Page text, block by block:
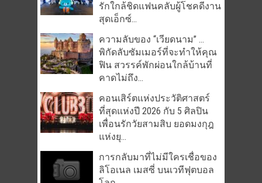
รักใกล้ชิดแฟนคลับผู้โชคดีงาน
สุดเอ็กซ์...
ความลับของ “เวียดนาม” …
พิกัดลับซัมเมอร์ที่จะทำให้คุณ
ฟิน สวรรค์พักผ่อนใกล้บ้านที่
คาดไม่ถึง...
คอนเสิร์ตแห่งประวัติศาสตร์
ที่สุดแห่งปี 2026 กับ 5 ศิลปิน
เพื่อนรักวัยสามสิบ ยอดมงกุฎ
แห่งยุ...
การกลับมาที่ไม่มีใครเชื่อของ
ลิโอเนล เมสซี่ บนเวทีฟุตบอล